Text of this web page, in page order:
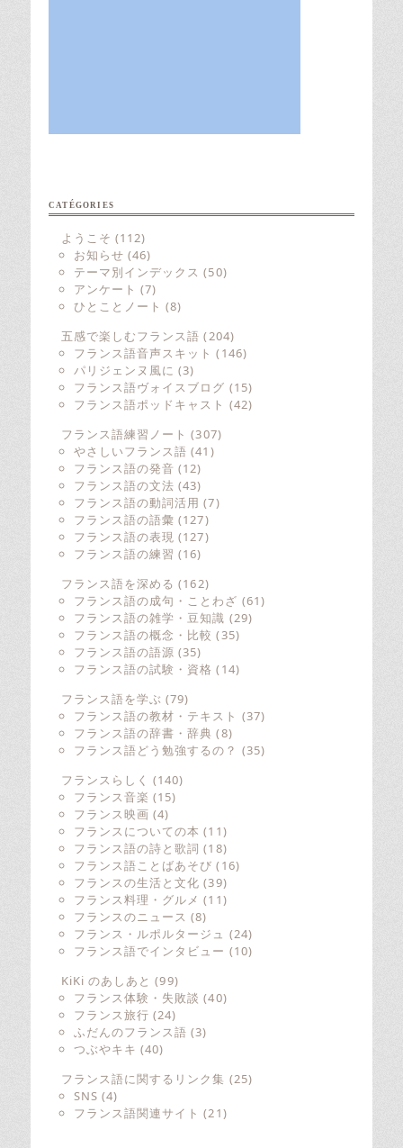
CATÉGORIES
ようこそ (112)
お知らせ (46)
テーマ別インデックス (50)
アンケート (7)
ひとことノート (8)
五感で楽しむフランス語 (204)
フランス語音声スキット (146)
パリジェンヌ風に (3)
フランス語ヴォイスブログ (15)
フランス語ポッドキャスト (42)
フランス語練習ノート (307)
やさしいフランス語 (41)
フランス語の発音 (12)
フランス語の文法 (43)
フランス語の動詞活用 (7)
フランス語の語彙 (127)
フランス語の表現 (127)
フランス語の練習 (16)
フランス語を深める (162)
フランス語の成句・ことわざ (61)
フランス語の雑学・豆知識 (29)
フランス語の概念・比較 (35)
フランス語の語源 (35)
フランス語の試験・資格 (14)
フランス語を学ぶ (79)
フランス語の教材・テキスト (37)
フランス語の辞書・辞典 (8)
フランス語どう勉強するの？ (35)
フランスらしく (140)
フランス音楽 (15)
フランス映画 (4)
フランスについての本 (11)
フランス語の詩と歌詞 (18)
フランス語ことばあそび (16)
フランスの生活と文化 (39)
フランス料理・グルメ (11)
フランスのニュース (8)
フランス・ルポルタージュ (24)
フランス語でインタビュー (10)
KiKi のあしあと (99)
フランス体験・失敗談 (40)
フランス旅行 (24)
ふだんのフランス語 (3)
つぶやキキ (40)
フランス語に関するリンク集 (25)
SNS (4)
フランス語関連サイト (21)